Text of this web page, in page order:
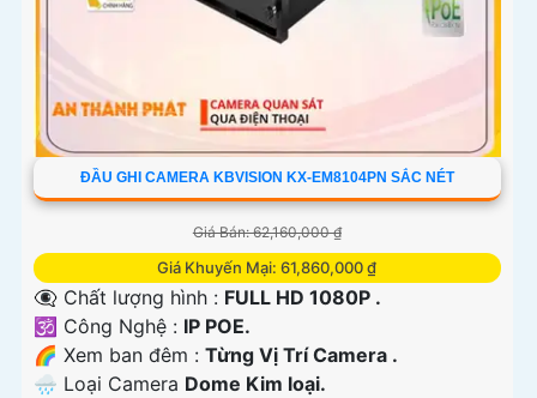
ĐẦU GHI CAMERA KBVISION KX-EM8104PN SẮC NÉT
Giá Bán: 62,160,000 ₫
Giá Khuyến Mại: 61,860,000 ₫
👁️‍🗨 Chất lượng hình : FULL HD 1080P .
🕉️ Công Nghệ : IP POE.
🌈 Xem ban đêm : Từng Vị Trí Camera .
🌧️ Loại Camera Dome Kim loại.